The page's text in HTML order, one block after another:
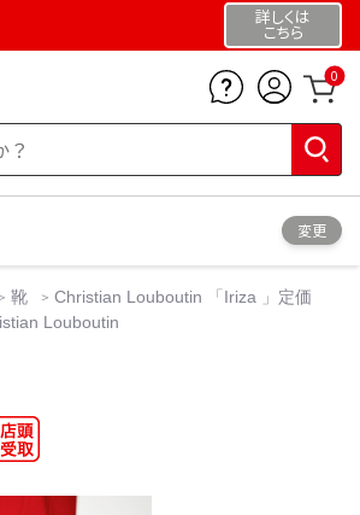
詳しくは
こちら
0
変更
靴
Christian Louboutin 「Iriza 」定価
Louboutin